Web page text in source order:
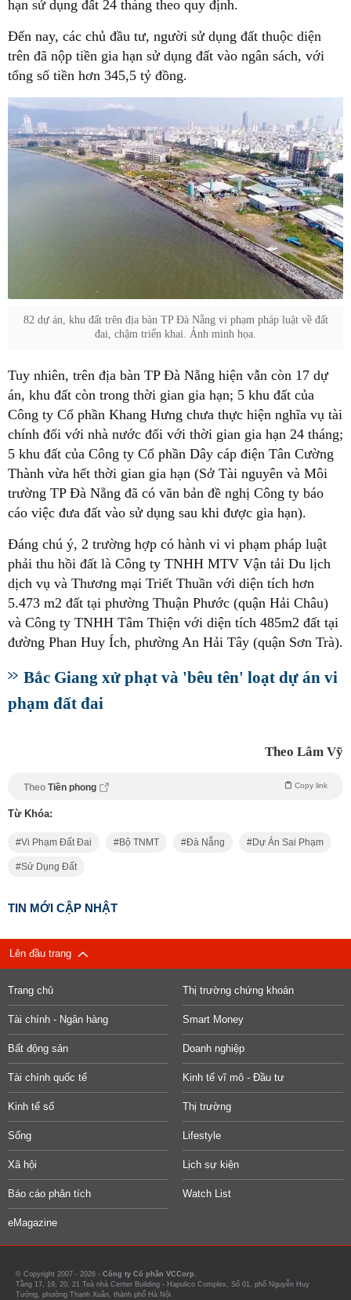
hạn sử dụng đất 24 tháng theo quy định.
Đến nay, các chủ đầu tư, người sử dụng đất thuộc diện
trên đã nộp tiền gia hạn sử dụng đất vào ngân sách, với
tổng số tiền hơn 345,5 tỷ đồng.
82 dự án, khu đất trên địa bàn TP Đà Nẵng vi phạm pháp luật về đất
đai, chậm triển khai. Ảnh minh họa.
Tuy nhiên, trên địa bàn TP Đà Nẵng hiện vẫn còn 17 dự
án, khu đất còn trong thời gian gia hạn; 5 khu đất của
Công ty Cổ phần Khang Hưng chưa thực hiện nghĩa vụ tài
chính đối với nhà nước đối với thời gian gia hạn 24 tháng;
5 khu đất của Công ty Cổ phần Dây cáp điện Tân Cường
Thành vừa hết thời gian gia hạn (Sở Tài nguyên và Môi
trường TP Đà Nẵng đã có văn bản đề nghị Công ty báo
cáo việc đưa đất vào sử dụng sau khi được gia hạn).
Đáng chú ý, 2 trường hợp có hành vi vi phạm pháp luật
phải thu hồi đất là Công ty TNHH MTV Vận tải Du lịch
dịch vụ và Thương mại Triết Thuần với diện tích hơn
5.473 m2 đất tại phường Thuận Phước (quận Hải Châu)
và Công ty TNHH Tâm Thiện với diện tích 485m2 đất tại
đường Phan Huy Ích, phường An Hải Tây (quận Sơn Trà).
Bắc Giang xử phạt và 'bêu tên' loạt dự án vi
phạm đất đai
Theo Lâm Vỹ
Theo Tiền phong Copy link
Từ Khóa:
Vi Phạm Đất Đai Bộ TNMT Đà Nẵng Dự Án Sai Phạm
Sử Dụng Đất
TIN MỚI CẬP NHẬT
Lên đầu trang
Trang chủ Thị trường chứng khoán
Tài chính - Ngân hàng Smart Money
Bất động sản Doanh nghiệp
Tài chính quốc tế Kinh tế vĩ mô - Đầu tư
Kinh tế số Thị trường
Sống Lifestyle
Xã hội Lịch sự kiện
Báo cáo phân tích Watch List
eMagazine
© Copyright 2007 - 2026 - Công ty Cổ phần VCCorp.
Tầng 17, 19, 20, 21 Toà nhà Center Building - Hapulico Complex, Số 01, phố Nguyễn Huy
Tưởng, phường Thanh Xuân, thành phố Hà Nội